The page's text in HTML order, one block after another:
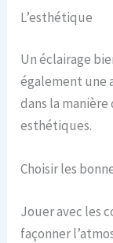
L’esthétique
Un éclairage
également une
dans la
esthétiques.
Choisir les
Jouer avec les
façonner